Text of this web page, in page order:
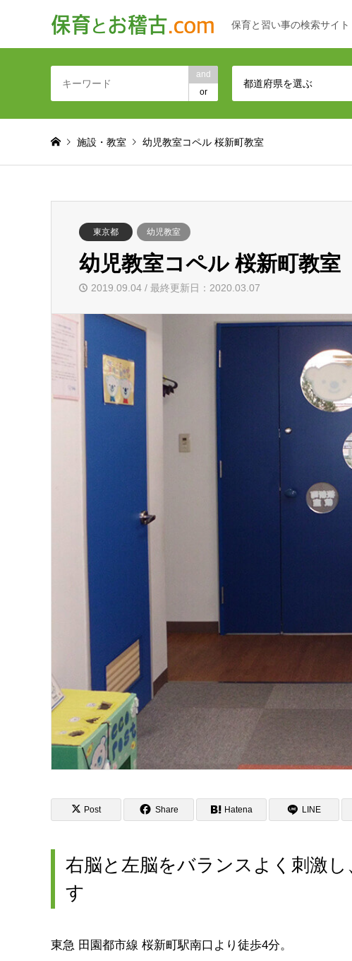
保育と習い事の検索サイト
and
or
都道府県を選ぶ
施設・教室 幼児教室コペル 桜新町教室
東京都 幼児教室
幼児教室コペル 桜新町教室
2019.09.04 / 最終更新日：2020.03.07
Post Share Hatena LINE
右脳と左脳をバランスよく刺激
す
東急 田園都市線 桜新町駅南口より徒歩4分。